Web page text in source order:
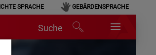
SPRACHE GEBÄRDENSPRACHE
Suche